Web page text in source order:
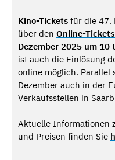
Kino-Tickets für die 47.
über den Online-
Dezember 2025 um 10
ist auch die Einlösung
online möglich. Parallel
Dezember auch in der
Verkaufsstellen in
Aktuelle Informationen
und Preisen finden Sie